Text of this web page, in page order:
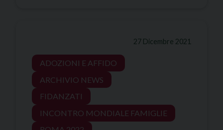
27 Dicembre 2021
ADOZIONI E AFFIDO
ARCHIVIO NEWS
FIDANZATI
INCONTRO MONDIALE FAMIGLIE